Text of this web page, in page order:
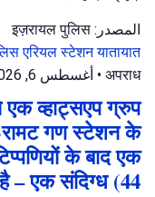
المصدر: इज़रायल पुलिस
एरियल स्टेशनयातायात
अपराध
• أغسطس 6, 2026 at 3:28 م
व्हाट्सएप ग्रुप
गण स्टेशन के
के बाद एक
एक संदिग्ध (44,